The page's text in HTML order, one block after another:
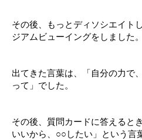
その後、もっとディソシエイト
ジアムビューイングをしました。
出てきた言葉は、「自分の力で
って」でした。
その後、質問カードに答えると
いいから、○○したい」という言